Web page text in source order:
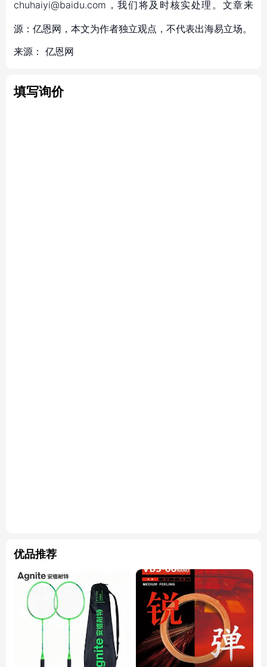
chuhaiyi@baidu.com，我们将及时核实处理。文章来
源：亿恩网，本文为作者独立观点，不代表出海易立场。
来源： 亿恩网
填写询价
优品推荐